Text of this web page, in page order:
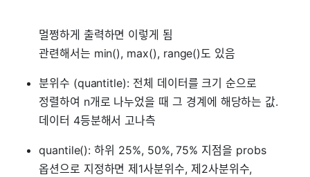
멀쩡하게 출력하면 이렇게 됨
관련해서는 min(), max(), range()도 있음
분위수 (quantitle): 전체 데이터를 크기 순으로
정렬하여 n개로 나누었을 때 그 경계에 해당하는 값.
데이터 4등분해서 고나측
quantile(): 하위 25%, 50%, 75% 지점을 probs
옵션으로 지정하면 제1사분위수, 제2사분위수,